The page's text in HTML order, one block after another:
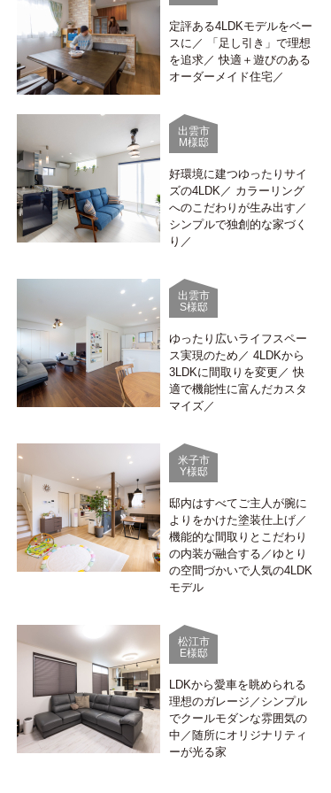
定評ある4LDKモデルをベー
スに／ 「足し引き」で理想
を追求／ 快適＋遊びのある
オーダーメイド住宅／
出雲市
M様邸
好環境に建つゆったりサイ
ズの4LDK／ カラーリング
へのこだわりが生み出す／
シンプルで独創的な家づく
り／
出雲市
S様邸
ゆったり広いライフスペー
ス実現のため／ 4LDKから
3LDKに間取りを変更／ 快
適で機能性に富んだカスタ
マイズ／
米子市
Y様邸
邸内はすべてご主人が腕に
よりをかけた塗装仕上げ／
機能的な間取りとこだわり
の内装が融合する／ゆとり
の空間づかいで人気の4LDK
モデル
松江市
E様邸
LDKから愛車を眺められる
理想のガレージ／シンプル
でクールモダンな雰囲気の
中／随所にオリジナリティ
ーが光る家